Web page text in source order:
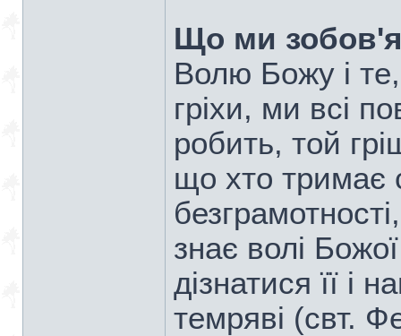
Що ми
Волю Божу і те,
гріхи, ми всі
робить, той
що хто тримає
знає волі
дізнатися її і
темряві (свт.